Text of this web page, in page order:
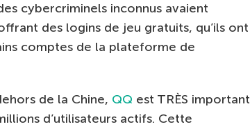
cybercriminels inconnus avaient
des logins de jeu gratuits, qu’ils ont
comptes de la plateforme de
de la Chine, QQ est TRÈS important
d’utilisateurs actifs. Cette